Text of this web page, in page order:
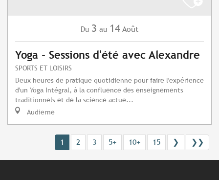
Du 3 au 14 Août
Yoga - Sessions d'été avec Alexandre
SPORTS ET LOISIRS
Deux heures de pratique quotidienne pour faire l'expérience
d'un Yoga Intégral, à la confluence des enseignements
traditionnels et de la science actue...
Audierne
1 2 3 5+ 10+ 15 ❯ ❯❯